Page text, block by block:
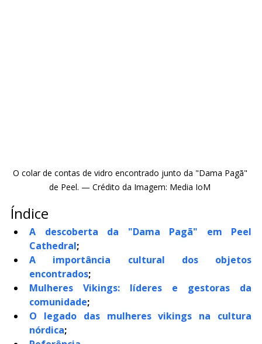
O colar de contas de vidro encontrado junto da "Dama Pagã"
de Peel. — Crédito da Imagem: Media IoM
Índice
A descoberta da "Dama Pagã" em Peel
Cathedral;
A importância cultural dos objetos
encontrados;
Mulheres Vikings: líderes e gestoras da
comunidade;
O legado das mulheres vikings na cultura
nórdica;